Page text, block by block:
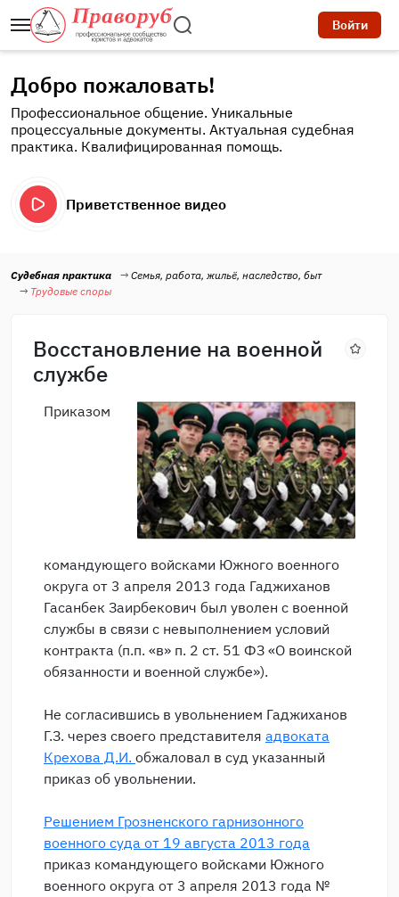
Войти
Добро пожаловать!
Профессиональное общение. Уникальные
процессуальные документы. Актуальная судебная
практика. Квалифицированная помощь.
Приветственное видео
Судебная практика
Семья, работа, жильё, наследство, быт
Трудовые споры
Восстановление на военной
службе
Приказом
командующего войсками Южного военного
округа от 3 апреля 2013 года Гаджиханов
Гасанбек Заирбекович был уволен с военной
службы в связи с невыполнением условий
контракта (п.п. «в» п. 2 ст. 51 ФЗ «О воинской
обязанности и военной службе»).
Не согласившись в увольнением Гаджиханов
Г.З. через своего представителя адвоката
Крехова Д.И. обжаловал в суд указанный
приказ об увольнении.
Решением Грозненского гарнизонного
военного суда от 19 августа 2013 года
приказ командующего войсками Южного
военного округа от 3 апреля 2013 года №